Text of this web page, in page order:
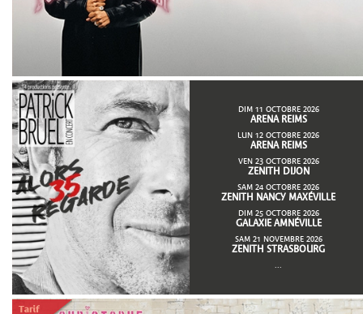
DIM 11 OCTOBRE 2026
ARENA REIMS
LUN 12 OCTOBRE 2026
ARENA REIMS
VEN 23 OCTOBRE 2026
ZENITH DIJON
SAM 24 OCTOBRE 2026
ZENITH NANCY MAXÉVILLE
DIM 25 OCTOBRE 2026
GALAXIE AMNÉVILLE
SAM 21 NOVEMBRE 2026
ZENITH STRASBOURG
...